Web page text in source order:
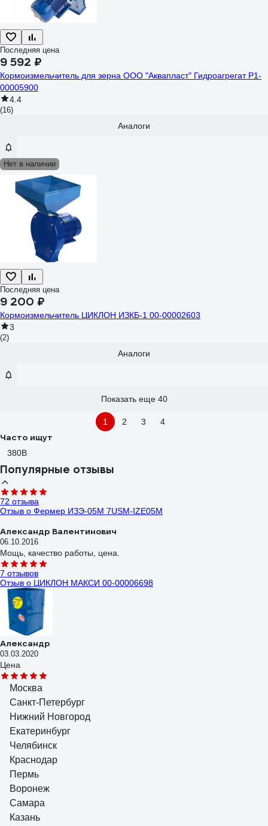
Последняя цена
9 592 ₽
Кормоизмельчитель для зерна ООО "Аквапласт" Гидроагрегат Р1-
00005900
4.4
(16)
Аналоги
Нет в наличии
Последняя цена
9 200 ₽
Кормоизмельчитель ЦИКЛОН ИЗКБ-1 00-00002603
3
(2)
Аналоги
Показать еще 40
1 2 3 4
Часто ищут
380В
Популярные отзывы
72 отзыва
Отзыв о Фермер ИЗЭ-05М 7USM-IZE05M
Александр Валентинович
06.10.2016
Мощь, качество работы, цена.
7 отзывов
Отзыв о ЦИКЛОН МАКСИ 00-00006698
Александр
03.03.2020
Цена
137 отзывов
Валерий
05.02.2020
Дает очень мелкую фракцию на выходе, для куриц сразу
порубленную фракцию можно сыпать. Пока только месяц в работе,
плохого сказать не могу про эту зернодробилку.
Москва
Санкт-Петербург
Нижний Новгород
Екатеринбург
Челябинск
Краснодар
Пермь
Воронеж
Самара
Казань